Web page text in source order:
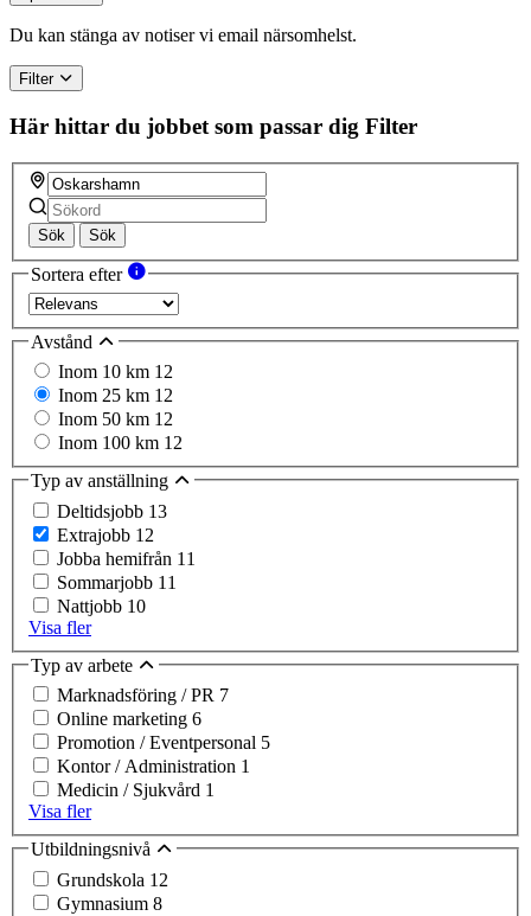
Du kan stänga av notiser vi email närsomhelst.
Filter
Här hittar du jobbet som passar dig Filter
Sök Sök
Sortera efter
Avstånd
Inom 10 km 12
Inom 25 km 12
Inom 50 km 12
Inom 100 km 12
Typ av anställning
Deltidsjobb 13
Extrajobb 12
Jobba hemifrån 11
Sommarjobb 11
Nattjobb 10
Visa fler
Typ av arbete
Marknadsföring / PR 7
Online marketing 6
Promotion / Eventpersonal 5
Kontor / Administration 1
Medicin / Sjukvård 1
Visa fler
Utbildningsnivå
Grundskola 12
Gymnasium 8